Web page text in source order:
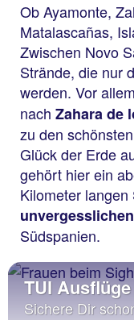
Ob Ayamonte,
Matalascañas,
Zwischen Novo
Strände, die nur
werden. Vor
nach Zahara de
zu den
Glück der Erde
gehört hier ein
Kilometer
Südspanien.
TUI
Sichere Dir